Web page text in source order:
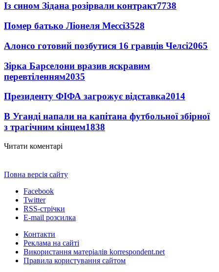
Із сином Зідана розірвали контракт7738
Помер батько Ліонеля Мессі3528
Алонсо готовий позбутися 16 гравців Челсі2065
Зірка Барселони вразив яскравим
перевтіленням2035
Президенту ФІФА загрожує відставка2014
В Уганді напали на капітана футбольної збірної
з трагічним кінцем1838
Читати коментарі
Повна версія сайту
Facebook
Twitter
RSS-стрічки
E-mail розсилка
Контакти
Реклама на сайті
Використання матеріалів korrespondent.net
Правила користування сайтом